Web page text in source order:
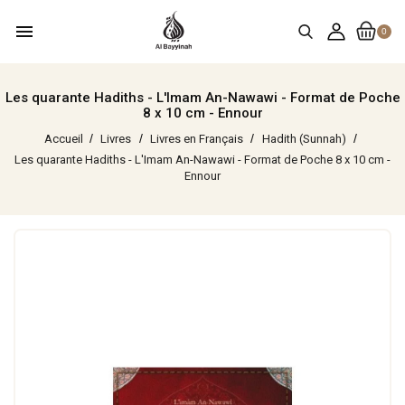
0
menu
Les quarante Hadiths - L'Imam An-Nawawi - Format de Poche
8 x 10 cm - Ennour
Accueil Livres Livres en Français
Hadith (Sunnah)
Les quarante Hadiths - L'Imam An-Nawawi - Format de Poche 8 x 10 cm -
Ennour